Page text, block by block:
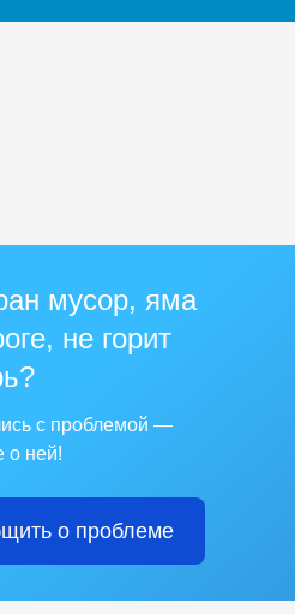
мусор, яма
не горит
с проблемой —
о ней!
о проблеме